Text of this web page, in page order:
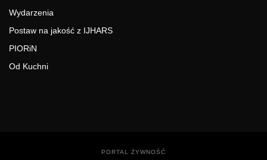
Wydarzenia
Postaw na jakość z IJHARS
PIORiN
Od Kuchni
PORTAL ŻYWNOŚĆ